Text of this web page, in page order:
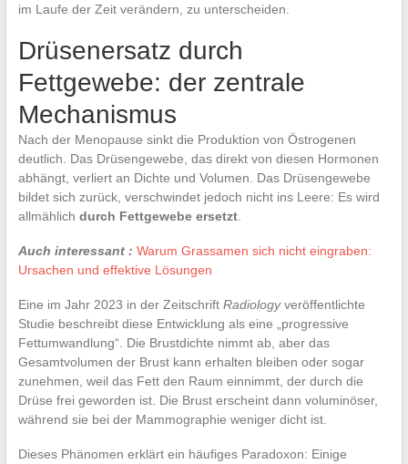
im Laufe der Zeit verändern, zu unterscheiden.
Drüsenersatz durch
Fettgewebe: der zentrale
Mechanismus
Nach der Menopause sinkt die Produktion von Östrogenen
deutlich. Das Drüsengewebe, das direkt von diesen Hormonen
abhängt, verliert an Dichte und Volumen. Das Drüsengewebe
bildet sich zurück, verschwindet jedoch nicht ins Leere: Es wird
allmählich durch Fettgewebe ersetzt.
Auch interessant : Warum Grassamen sich nicht eingraben:
Ursachen und effektive Lösungen
Eine im Jahr 2023 in der Zeitschrift Radiologyveröffentlichte
Studie beschreibt diese Entwicklung als eine „progressive
Fettumwandlung“. Die Brustdichte nimmt ab, aber das
Gesamtvolumen der Brust kann erhalten bleiben oder sogar
zunehmen, weil das Fett den Raum einnimmt, der durch die
Drüse frei geworden ist. Die Brust erscheint dann voluminöser,
während sie bei der Mammographie weniger dicht ist.
Dieses Phänomen erklärt ein häufiges Paradoxon: Einige